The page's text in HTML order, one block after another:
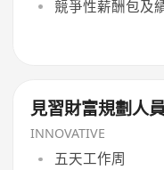
競爭性薪酬包及
見習財富規劃人
INNOVATIVE
五天工作周